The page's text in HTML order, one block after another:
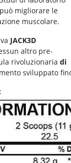
migliorare le
muscolare.
JACK3D
altro pre-
rivoluzionaria di
sviluppato